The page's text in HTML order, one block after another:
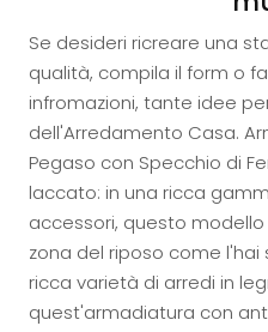
Se desideri ricreare una
qualità, compila il form o
infromazioni, tante idee
dell'Arredamento Casa.
Pegaso con Specchio di
laccato: in una ricca
accessori, questo
zona del riposo come
ricca varietà di arredi in
quest'armadiatura con